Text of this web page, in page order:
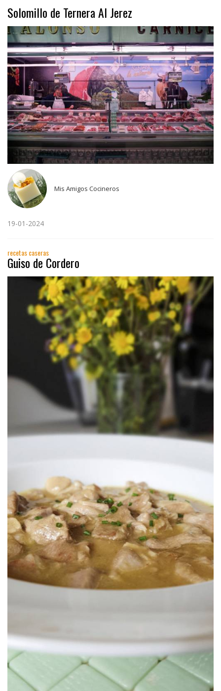
Solomillo de Ternera Al Jerez
Mis Amigos Cocineros
19-01-2024
recetas caseras
Guiso de Cordero